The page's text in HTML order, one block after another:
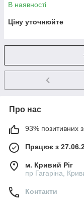
В наявності
Ціну уточнюйте
Про нас
93% позитивних з
Працює з
м. Кривий Ріг
пр Гагаріна,
Контакти